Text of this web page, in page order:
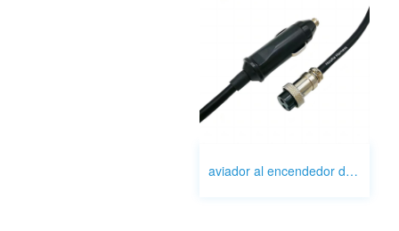
aviador al encendedor de cigarrillos